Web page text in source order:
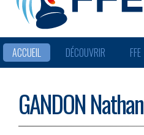
ACCUEIL DÉCOUVRIR FFE
GANDON Nathan